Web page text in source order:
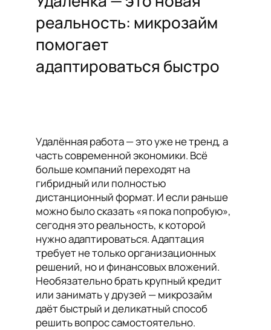
реальность: микрозайм
помогает
адаптироваться быстро
Удалённая работа — это уже не тренд, а
часть современной экономики. Всё
больше компаний переходят на
гибридный или полностью
дистанционный формат. И если раньше
можно было сказать «я пока попробую»,
сегодня это реальность, к которой
нужно адаптироваться. Адаптация
требует не только организационных
решений, но и финансовых вложений.
Необязательно брать крупный кредит
или занимать у друзей — микрозайм
даёт быстрый и деликатный способ
решить вопрос самостоятельно.